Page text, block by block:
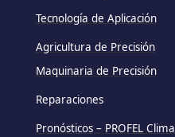
Tecnología de Aplicación
Agricultura de Precisión
Maquinaria de Precisión
Reparaciones
Pronósticos – PROFEL Clima